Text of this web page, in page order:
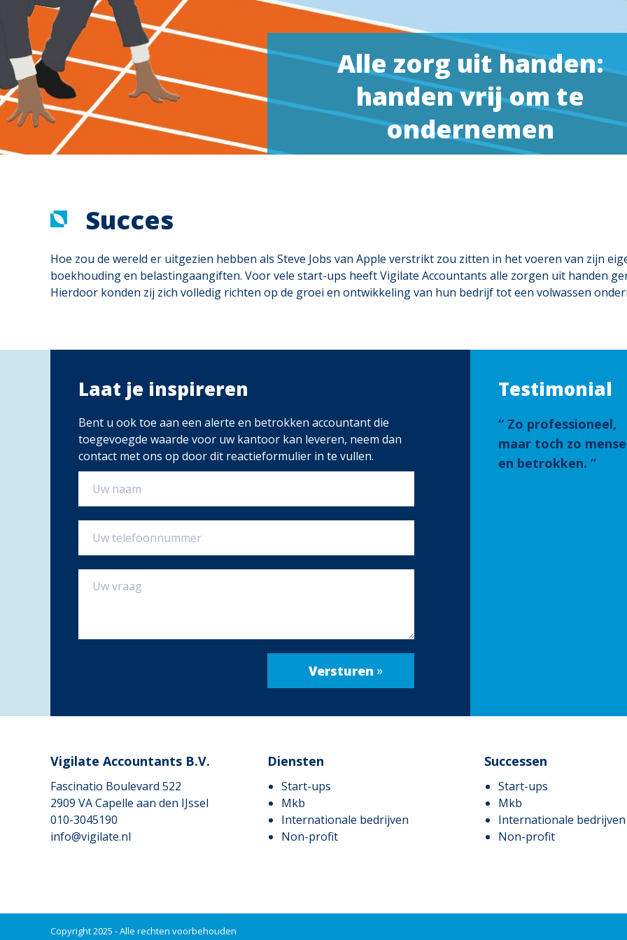
Alle zorg uit handen:
handen vrij om te
ondernemen
Succes
Hoe zou de wereld er uitgezien hebben als Steve Jobs van Apple verstrikt zou zitten in het voeren van zijn
boekhouding en belastingaangiften. Voor vele start-ups heeft Vigilate Accountants alle zorgen uit handen
Hierdoor konden zij zich volledig richten op de groei en ontwikkeling van hun bedrijf tot een volwassen
Laat je inspireren
Bent u ook toe aan een alerte en betrokken accountant die
toegevoegde waarde voor uw kantoor kan leveren, neem dan
contact met ons op door dit reactieformulier in te vullen.
Testimonial
Zo professioneel,
maar toch zo
en betrokken.
Vigilate Accountants B.V.
Fascinatio Boulevard 522
2909 VACapelle aan den IJssel
010-3045190
info@vigilate.nl
Diensten
Start-ups
Mkb
Internationale bedrijven
Non-profit
Successen
Start-ups
Mkb
Internationale bedrijven
Non-profit
Copyright 2025 - Alle rechten voorbehouden